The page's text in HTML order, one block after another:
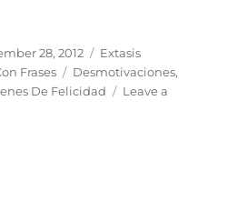
28, 2012 Categories
Extasis
Frases Tags
Desmotivaciones,
De Felicidad
Leave a